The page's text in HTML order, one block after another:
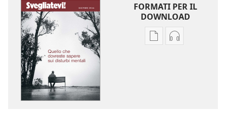
FORMATI PER IL
DOWNLOAD
OpzioniOpzioni